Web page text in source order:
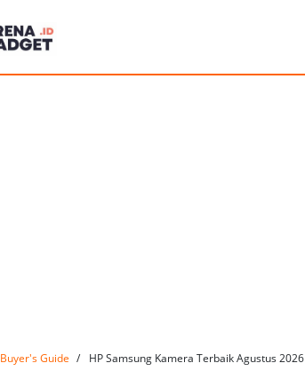
Buyer's Guide HP Samsung Kamera Terbaik Agustus 2026